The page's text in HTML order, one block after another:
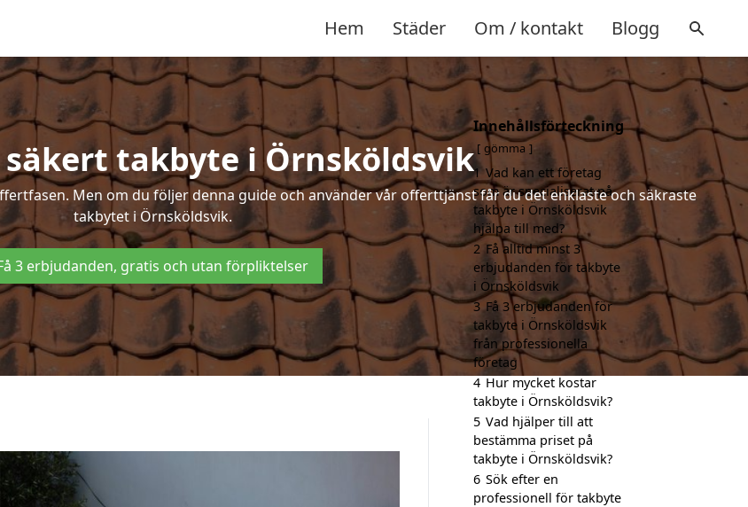
Hem Städer Om / kontakt Blogg
säkert takbyte i Örnsköldsvik
Men om du följer denna guide och använder vår offerttjänst får du det enklaste och säkraste
takbytet i Örnsköldsvik.
3 erbjudanden, gratis och utan förpliktelser
Innehållsförteckning
gömma
1 Vad kan ett företag
som är specialiserat på
takbyte i Örnsköldsvik
hjälpa till med?
2 Få alltid minst 3
erbjudanden för takbyte
i Örnsköldsvik
3 Få 3 erbjudanden för
takbyte i Örnsköldsvik
från professionella
företag
4 Hur mycket kostar
takbyte i Örnsköldsvik?
5 Vad hjälper till att
bestämma priset på
takbyte i Örnsköldsvik?
6 Sök efter en
professionell för takbyte